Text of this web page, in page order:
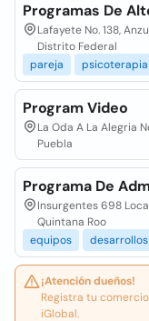
Programas De
Lafayete No. 138,
Distrito Federal
pareja
psicoterapia
Program Video
La Oda A La Alegria
Puebla
Programa De
Insurgentes 698
Quintana Roo
equipos
desarrollos
¡Atención dueños!
Registra tu
iGlobal.